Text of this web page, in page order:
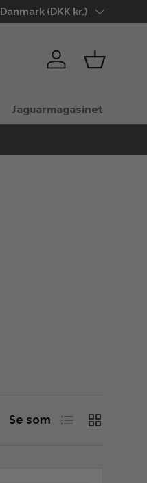
Land
Danmark (DKK kr.)
Log indKurv
Jaguarmagasinet
Se som Liste Grid